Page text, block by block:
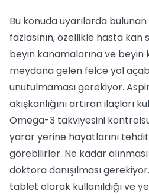
Bu konuda uyarılarda
fazlasının, özellikle hasta kan
beyin kanamalarına ve beyin
meydana gelen felce yol
unutulmaması gerekiyor.
akışkanlığını artıran ilaçları
Omega-3 takviyesini
yarar yerine hayatlarını
görebilirler. Ne kadar
doktora danışılması
tablet olarak kullanıldığı ve